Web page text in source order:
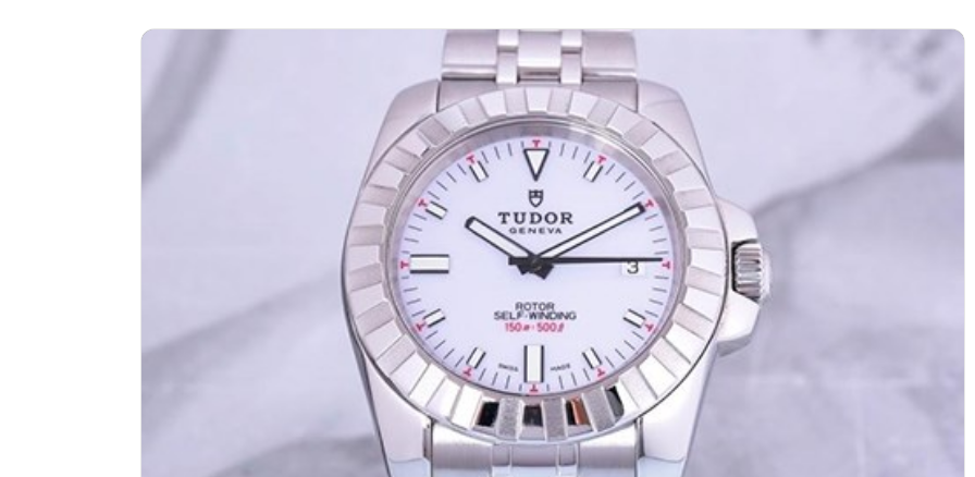
郑州市二七区铭功路10号华润大厦写字楼29层2905室（需提前预约）
太原市迎泽区解放路15号亨得利名表服务中心（品牌授权店）3层整层（需提前预约）
沈阳市沈河区中街路137号亨得利名表服务中心（品牌授权店）1层整层（需提前预约）
沈阳市沈河区中街路83号亨得利名表服务中心（品牌授权店）1层整层（需提前预约）
乌鲁木齐市天山区红山路26号时代广场（CCMALL）C座17层17-B（需提前预约）
温州市鹿城区锦绣路1067号置信广场10层1015室（需提前预约）
哈尔滨市道里区友谊西路600号富力中心T2座写字楼29层03室（需提前预约）
大连市中山区人民路15号国际金融大厦7层G室（需提前预约）
佛山市禅城区季华五路57号万科金融中心C座12层1205室（需提前预约）
东莞市东城街道鸿福东路1号民盈国贸中心T1写字楼9层907室（需提前预约）
无锡市梁溪区人民中路139号恒隆广场写字楼1座11层1104室（需提前预约）
南通市崇川区工农路57号圆融广场写字楼16层1603室（需提前预约）
苏州市苏州工业园区星港街199号苏州中心办公楼C座22层08室（需提前预约）
武汉市江汉区解放大道686号世界贸易大厦38层09室（需提前预约）
南宁市青秀区金湖路59号地王大厦12楼1224室（需提前预约）